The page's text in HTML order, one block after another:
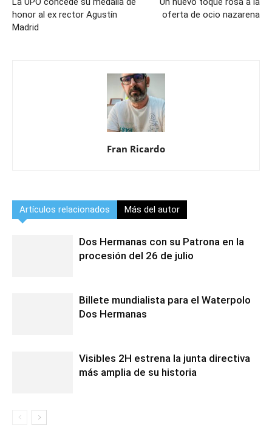
honor al ex rector Agustín
Madrid
oferta de ocio nazarena
Fran Ricardo
Artículos relacionados Más del autor
Dos Hermanas con su Patrona en la
procesión del 26 de julio
Billete mundialista para el Waterpolo
Dos Hermanas
Visibles 2H estrena la junta directiva
más amplia de su historia